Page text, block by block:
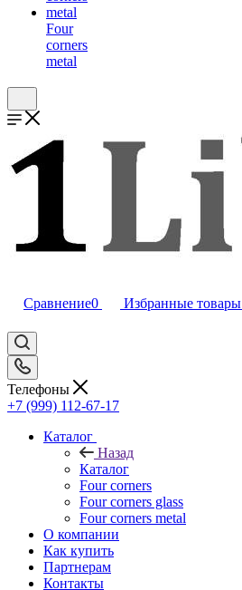
Four
corners
metal
Сравнение0 Избранные товары
Телефоны
+7 (999) 112-67-17
Каталог
Назад
Каталог
Four corners
Four corners glass
Four corners metal
О компании
Как купить
Партнерам
Контакты